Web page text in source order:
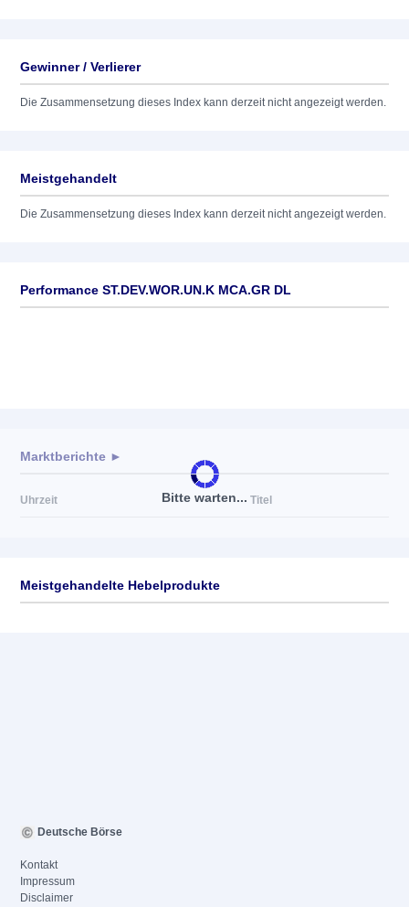
Gewinner / Verlierer
Die Zusammensetzung dieses Index kann derzeit nicht angezeigt werden.
Meistgehandelt
Die Zusammensetzung dieses Index kann derzeit nicht angezeigt werden.
Performance ST.DEV.WOR.UN.K MCA.GR DL
Bitte warten...
Marktberichte ►
Uhrzeit Titel
Meistgehandelte Hebelprodukte
Deutsche Börse
Kontakt
Impressum
Disclaimer